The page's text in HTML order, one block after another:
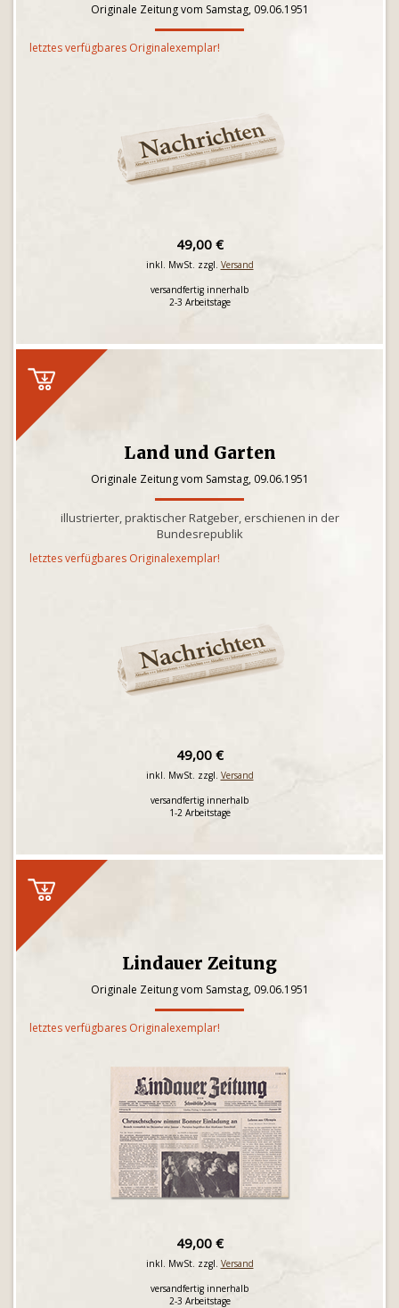
Originale Zeitung vom Samstag, 09.06.1951
letztes verfügbares Originalexemplar!
49,00 €
inkl. MwSt. zzgl. Versand
versandfertig innerhalb
2-3 Arbeitstage
Land und Garten
Originale Zeitung vom Samstag, 09.06.1951
illustrierter, praktischer Ratgeber, erschienen in der
Bundesrepublik
letztes verfügbares Originalexemplar!
49,00 €
inkl. MwSt. zzgl. Versand
versandfertig innerhalb
1-2 Arbeitstage
Lindauer Zeitung
Originale Zeitung vom Samstag, 09.06.1951
letztes verfügbares Originalexemplar!
49,00 €
inkl. MwSt. zzgl. Versand
versandfertig innerhalb
2-3 Arbeitstage